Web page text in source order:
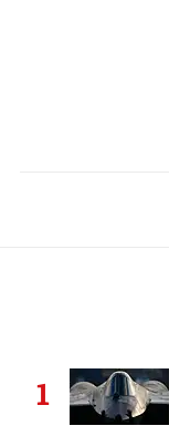
1